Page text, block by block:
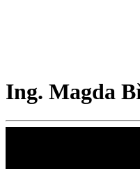
Ing. Magda